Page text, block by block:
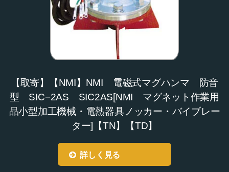
【取寄】【NMI】NMI 電磁式マグハンマ 防音
型 SIC−2AS SIC2AS[NMI マグネット作業用
品小型加工機械・電熱器具ノッカー・バイブレー
ター]【TN】【TD】
詳しく見る